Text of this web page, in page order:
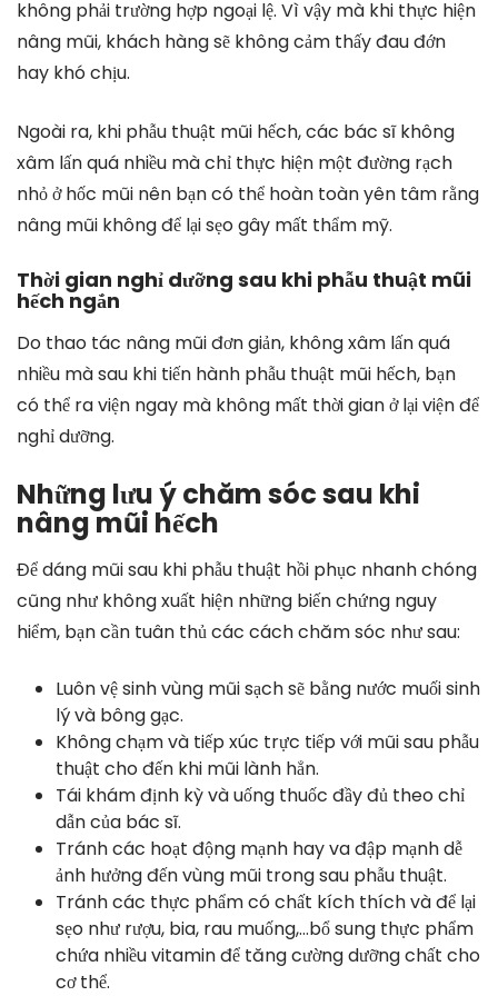
không phải trường hợp ngoại lệ. Vì vậy mà khi thực hiện
nâng mũi, khách hàng sẽ không cảm thấy đau đớn
hay khó chịu.
Ngoài ra, khi phẫu thuật mũi hếch, các bác sĩ không
xâm lấn quá nhiều mà chỉ thực hiện một đường rạch
nhỏ ở hốc mũi nên bạn có thể hoàn toàn yên tâm rằng
nâng mũi không để lại sẹo gây mất thẩm mỹ.
Thời gian nghỉ dưỡng sau khi phẫu thuật mũi
hếch ngắn
Do thao tác nâng mũi đơn giản, không xâm lấn quá
nhiều mà sau khi tiến hành phẫu thuật mũi hếch, bạn
có thể ra viện ngay mà không mất thời gian ở lại viện để
nghỉ dưỡng.
Những lưu ý chăm sóc sau khi
nâng mũi hếch
Để dáng mũi sau khi phẫu thuật hồi phục nhanh chóng
cũng như không xuất hiện những biến chứng nguy
hiểm, bạn cần tuân thủ các cách chăm sóc như sau:
Luôn vệ sinh vùng mũi sạch sẽ bằng nước muối sinh
lý và bông gạc.
Không chạm và tiếp xúc trực tiếp với mũi sau phẫu
thuật cho đến khi mũi lành hẳn.
Tái khám định kỳ và uống thuốc đầy đủ theo chỉ
dẫn của bác sĩ.
Tránh các hoạt động mạnh hay va đập mạnh dễ
ảnh hưởng đến vùng mũi trong sau phẫu thuật.
Tránh các thực phẩm có chất kích thích và để lại
sẹo như rượu, bia, rau muống,…bổ sung thực phẩm
chứa nhiều vitamin để tăng cường dưỡng chất cho
cơ thể.